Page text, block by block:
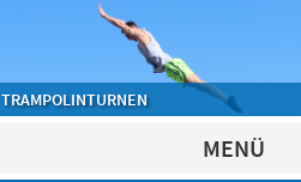
TRAMPOLINTURNEN
MENÜ